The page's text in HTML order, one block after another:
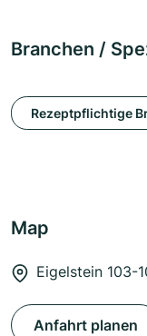
Branchen /
Rezeptpflichtige
Map
Eigelstein 103-
Anfahrt planen